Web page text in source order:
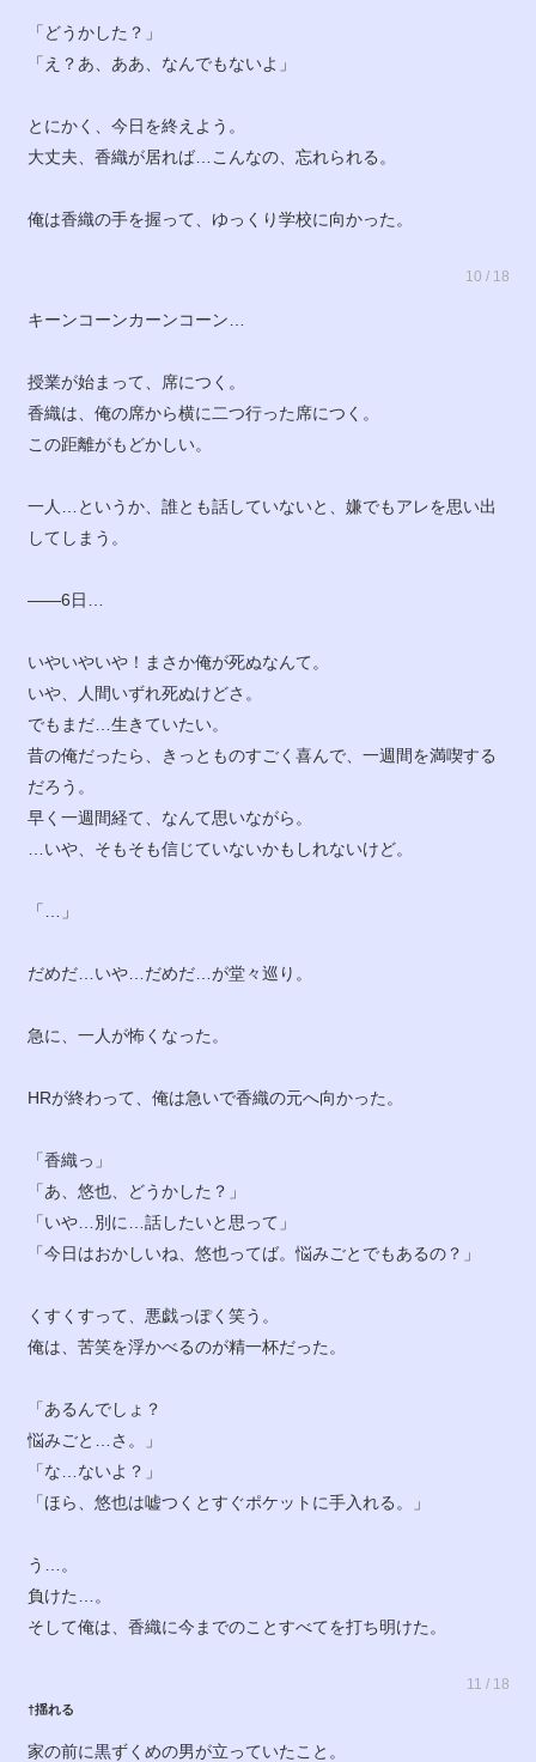
「どうかした？」
「え？あ、ああ、なんでもないよ」
とにかく、今日を終えよう。
大丈夫、香織が居れば…こんなの、忘れられる。
俺は香織の手を握って、ゆっくり学校に向かった。
10 / 18
キーンコーンカーンコーン…
授業が始まって、席につく。
香織は、俺の席から横に二つ行った席につく。
この距離がもどかしい。
一人…というか、誰とも話していないと、嫌でもアレを思い出
してしまう。
――6日…
いやいやいや！まさか俺が死ぬなんて。
いや、人間いずれ死ぬけどさ。
でもまだ…生きていたい。
昔の俺だったら、きっとものすごく喜んで、一週間を満喫する
だろう。
早く一週間経て、なんて思いながら。
…いや、そもそも信じていないかもしれないけど。
「…」
だめだ…いや…だめだ…が堂々巡り。
急に、一人が怖くなった。
HRが終わって、俺は急いで香織の元へ向かった。
「香織っ」
「あ、悠也、どうかした？」
「いや…別に…話したいと思って」
「今日はおかしいね、悠也ってば。悩みごとでもあるの？」
くすくすって、悪戯っぽく笑う。
俺は、苦笑を浮かべるのが精一杯だった。
「あるんでしょ？
悩みごと…さ。」
「な…ないよ？」
「ほら、悠也は嘘つくとすぐポケットに手入れる。」
う…。
負けた…。
そして俺は、香織に今までのことすべてを打ち明けた。
11 / 18
†揺れる
家の前に黒ずくめの男が立っていたこと。